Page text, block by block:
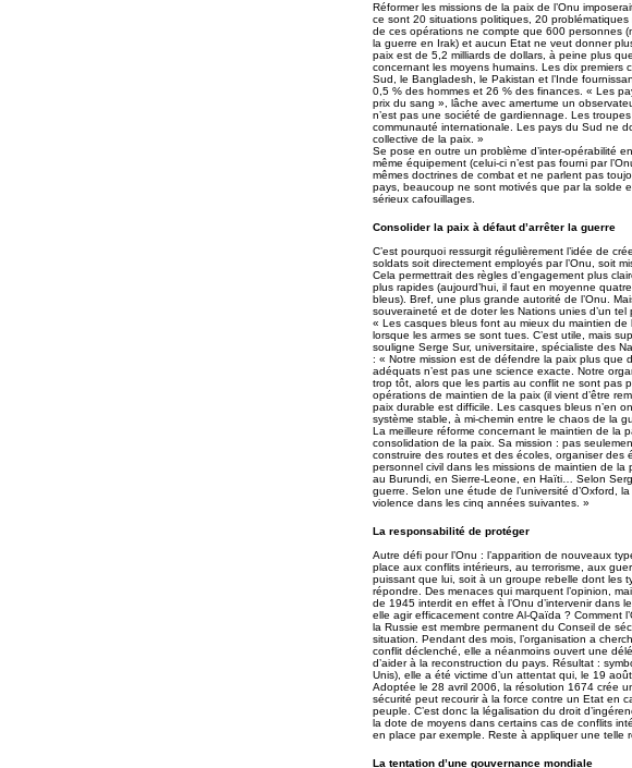
Réformer les missions de la paix de l’Onu
ce sont 20 situations politiques, 20
de ces opérations ne compte que 600 personnes
la guerre en Irak) et aucun Etat ne veut donner
paix est de 5,2 milliards de dollars, à peine plus
concernant les moyens humains. Les dix
Sud, le Bangladesh, le Pakistan et l’Inde
0,5 % des hommes et 26 % des finances. « Les
prix du sang », lâche avec amertume un
n’est pas une société de gardiennage. Les
communauté internationale. Les pays du Sud ne
collective de la paix. »
Se pose en outre un problème d’inter-opérabilité
même équipement (celui-ci n’est pas fourni par
mêmes doctrines de combat et ne parlent pas
pays, beaucoup ne sont motivés que par la solde
sérieux cafouillages.
Consolider la paix à défaut d’arrêter la guerre
C’est pourquoi ressurgit régulièrement l’idée de
soldats soit directement employés par l’Onu, soit
Cela permettrait des règles d’engagement plus
plus rapides (aujourd’hui, il faut en moyenne
bleus). Bref, une plus grande autorité de l’Onu.
souveraineté et de doter les Nations unies d’un tel
« Les casques bleus font au mieux du maintien
lorsque les armes se sont tues. C’est utile, mais
souligne Serge Sur, universitaire, spécialiste des
: « Notre mission est de défendre la paix plus que
adéquats n’est pas une science exacte. Notre
trop tôt, alors que les partis au conflit ne sont pas
opérations de maintien de la paix (il vient d’être
paix durable est difficile. Les casques bleus n’en
système stable, à mi-chemin entre le chaos de la
La meilleure réforme concernant le maintien de la
consolidation de la paix. Sa mission : pas
construire des routes et des écoles, organiser des
personnel civil dans les missions de maintien de la
au Burundi, en Sierre-Leone, en Haïti… Selon
guerre. Selon une étude de l’université d’Oxford,
violence dans les cinq années suivantes. »
La responsabilité de protéger
Autre défi pour l’Onu : l’apparition de nouveaux
place aux conflits intérieurs, au terrorisme, aux
puissant que lui, soit à un groupe rebelle dont les
répondre. Des menaces qui marquent l’opinion,
de 1945 interdit en effet à l’Onu d’intervenir dans
elle agir efficacement contre Al-Qaïda ? Comment
la Russie est membre permanent du Conseil de
situation. Pendant des mois, l’organisation a
conflit déclenché, elle a néanmoins ouvert une
d’aider à la reconstruction du pays. Résultat :
Unis), elle a été victime d’un attentat qui, le 19
Adoptée le 28 avril 2006, la résolution 1674 crée
sécurité peut recourir à la force contre un Etat en
peuple. C’est donc la légalisation du droit
la dote de moyens dans certains cas de conflits
en place par exemple. Reste à appliquer une telle
La tentation d’une gouvernance mondiale